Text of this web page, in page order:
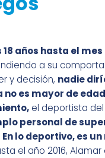
años hasta el
a su
y decisión, nadie
es mayor de
el deportista del
personal de
En lo deportivo, es
el año 2016,